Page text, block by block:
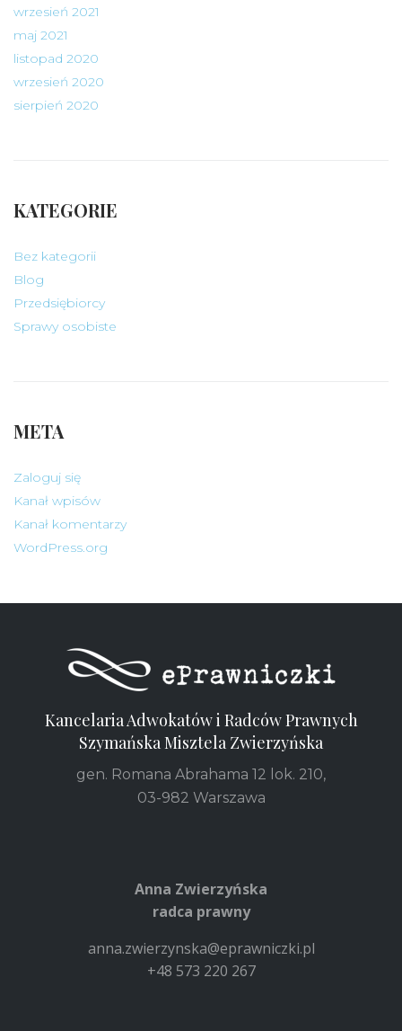
wrzesień 2021
maj 2021
listopad 2020
wrzesień 2020
sierpień 2020
KATEGORIE
Bez kategorii
Blog
Przedsiębiorcy
Sprawy osobiste
META
Zaloguj się
Kanał wpisów
Kanał komentarzy
WordPress.org
Kancelaria Adwokatów i Radców Prawnych
Szymańska Misztela Zwierzyńska
gen. Romana Abrahama 12 lok. 210,
03-982 Warszawa
Anna Zwierzyńska
radca prawny
anna.zwierzynska@eprawniczki.pl
+48 573 220 267